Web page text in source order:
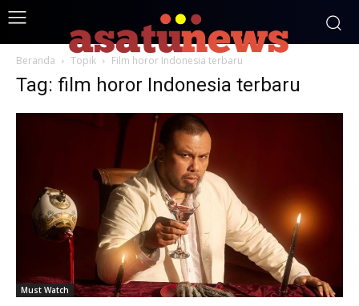
Beranda Topik Film horor Indonesia terbaru
Tag: film horor Indonesia terbaru
Must Watch